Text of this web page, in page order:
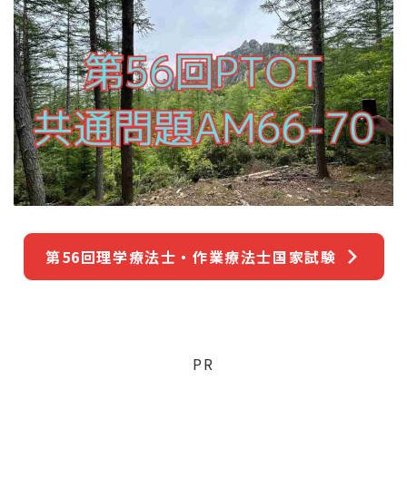
第56回理学療法士・作業療法士国家試験
PR